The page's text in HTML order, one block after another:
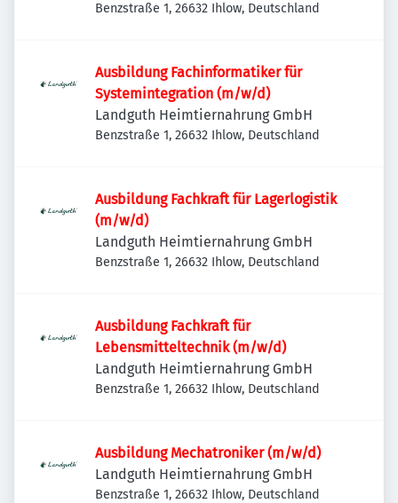
Benzstraße 1, 26632 Ihlow, Deutschland
Ausbildung Fachinformatiker für
Systemintegration (m/w/d)
Landguth Heimtiernahrung GmbH
Benzstraße 1, 26632 Ihlow, Deutschland
Ausbildung Fachkraft für Lagerlogistik
(m/w/d)
Landguth Heimtiernahrung GmbH
Benzstraße 1, 26632 Ihlow, Deutschland
Ausbildung Fachkraft für
Lebensmitteltechnik (m/w/d)
Landguth Heimtiernahrung GmbH
Benzstraße 1, 26632 Ihlow, Deutschland
Ausbildung Mechatroniker (m/w/d)
Landguth Heimtiernahrung GmbH
Benzstraße 1, 26632 Ihlow, Deutschland